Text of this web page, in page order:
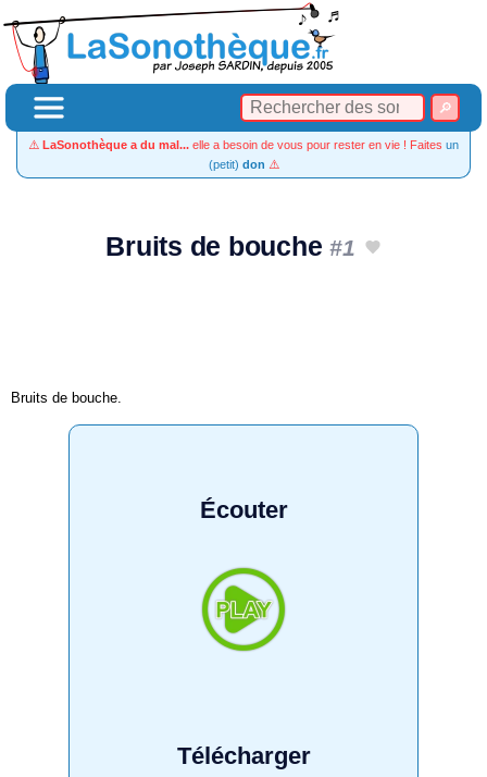
⚠️ LaSonothèque a du mal... elle a besoin de vous pour rester en vie ! Faites un
(petit) don ⚠️
Bruits de bouche#1
Bruits de bouche.
Écouter
Télécharger